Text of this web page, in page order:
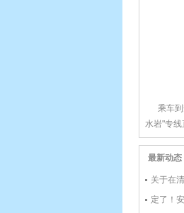
乘车
水岩"专线
最新动态
关于在
定了！